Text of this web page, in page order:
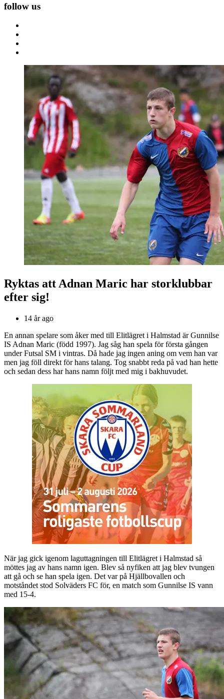
follow us
Ryktas att Adnan Maric har storklubbar
efter sig!
14 år ago
En annan spelare som åker med till Elitlägret i Halmstad är Gunnilse
IS Adnan Maric (född 1997). Jag såg han spela för första gången
under Futsal SM i vintras. Då hade jag ingen aning om vem han var
men jag föll direkt för hans talang. Tog snabbt reda på vad han hette
och sedan dess har hans namn följt med mig i bakhuvudet.
När jag gick igenom laguttagningen till Elitlägret i Halmstad så
möttes jag av hans namn igen. Blev så nyfiken att jag blev tvungen
att gå och se han spela igen. Det var på Hjällbovallen och
motståndet stod Solväders FC för, en match som Gunnilse IS vann
med 15-4.